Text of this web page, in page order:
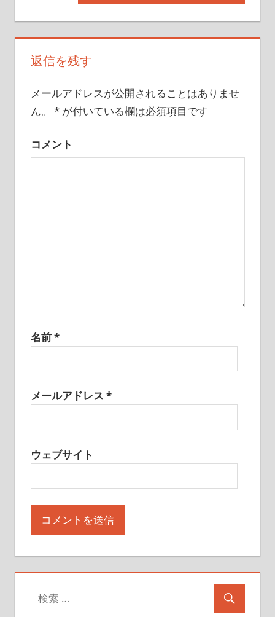
ナ
ビ
ー
ョ
記
事:
返信を残す
メールアドレスが公開されることはありませ
ん。
*が付いている欄は必須項目です
コメント
名前*
メールアドレス *
ウェブサイト